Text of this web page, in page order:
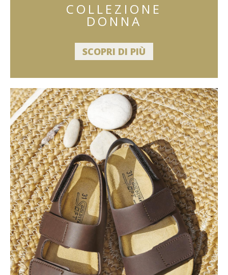
COLLEZIONE
DONNA
SCOPRI DI PIÙ